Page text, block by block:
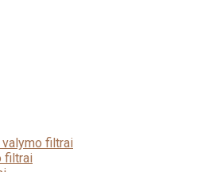
valymo filtrai
filtrai